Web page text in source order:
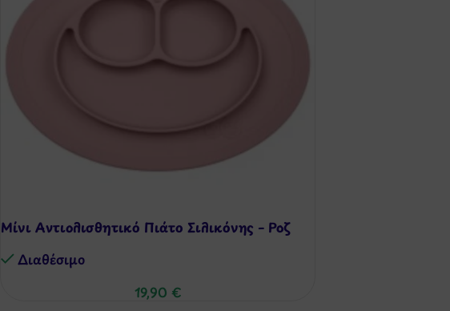
Μίνι Αντιολισθητικό Πιάτο Σιλικόνης – Ροζ
Διαθέσιμo
19,90 €